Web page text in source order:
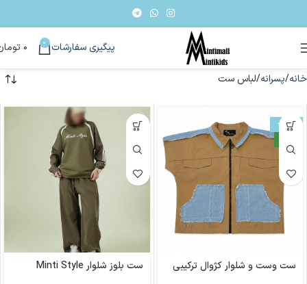
پیگیری سفارشات 0 ۰
خانه پسرانه لباس ست
-33%
ست وست و شلوار کژوال ترکیبی ست بلوز شلوار Minti Style